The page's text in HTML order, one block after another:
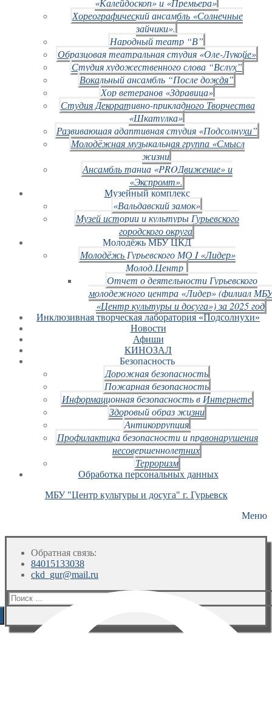
«Калейдоскоп» и «Премьера»
Хореографический ансамбль «Солнечные
зайчики».
Народный театр “В”
Образцовая театральная студия «Оле-Лукойе»
Студия художественного слова “Вслух”
Вокальный ансамбль “После дождя”
Хор ветеранов «Здравица»
Студия Декоративно-прикладного Творчества
«Шкатулка»
Развивающая адаптивная студия «Подсолнухи”
Молодёжная музыкальная группа «Смысл
жизни
Ансамбль танца «PROДвижение» и
«Экспромт».
Музейный комплекс
«Вальдавский замок»
Музей истории и культуры Гурьевского
городского округа
Молодёжь МБУ ЦКД
Молодёжь Гурьевского МО I «Лидер»
Молод.Центр
Отчет о деятельности Гурьевского
молодежного центра «Лидер» (филиал
«Центр культуры и досуга») за 2025 год
Инклюзивная творческая лаборатория «Подсолнухи»
Новости
Афиши
КИНОЗАЛ
Безопасность
Дорожная безопасность
Пожарная безопасность
Информационная безопасность в Интернете
Здоровый образ жизни
Антикоррупция
Профилактика безопасности и правонарушения
несовершеннолетних
Терроризм
Обработка персональных данных
МБУ "Центр культуры и досуга" г. Гурьевск
Меню
Обратная связь:
84015133038
ckd_gur@mail.ru
Искать: